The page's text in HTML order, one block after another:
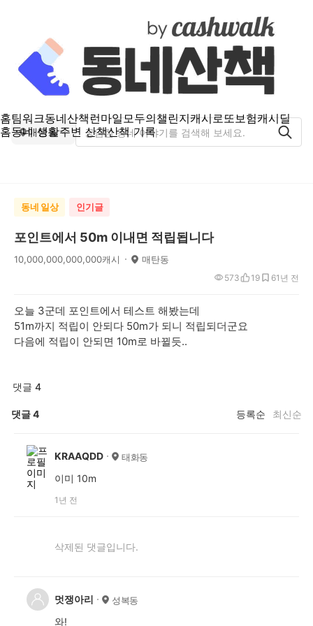
홈팀워크동네산책런마일모두의챌린지캐시로또보험캐시딜
홈동네 생활주변 산책산책 기록
매탄동
동네 일상 인기글
포인트에서 50m 이내면 적립됩니다
10,000,000,000,000캐시 매탄동
1년 전
573 19 6
오늘 3군데 포인트에서 테스트 해봤는데
51m까지 적립이 안되다 50m가 되니 적립되더군요
다음에 적립이 안되면 10m로 바뀔듯..
댓글 4
댓글4 등록순 최신순
KRAAQDD 태화동
이미 10m
1년 전
삭제된 댓글입니다.
멋쟁아리 성복동
와!